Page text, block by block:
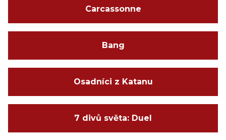
Carcassonne
Bang
Osadníci z Katanu
7 divů světa: Duel